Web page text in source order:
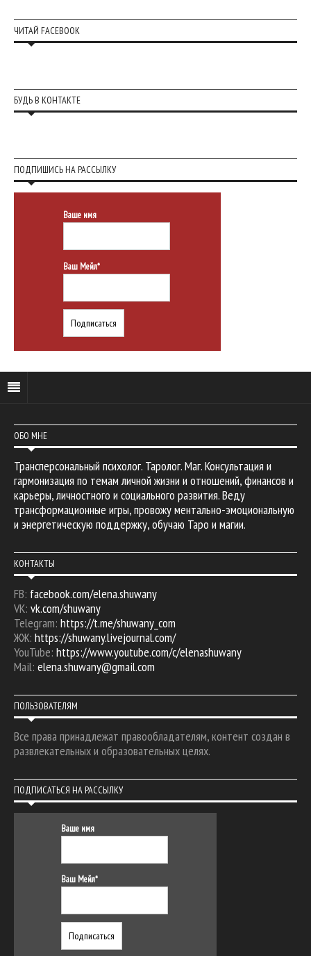
ЧИТАЙ FACEBOOK
БУДЬ В КОНТАКТЕ
ПОДПИШИСЬ НА РАССЫЛКУ
Ваше имя
Ваш Мейл*
ОБО МНЕ
Трансперсональный психолог. Таролог. Маг. Консультация и
гармонизация по темам личной жизни и отношений, финансов и
карьеры, личностного и социального развития. Веду
трансформационные игры, провожу ментально-эмоциональную
и энергетическую поддержку, обучаю Таро и магии.
КОНТАКТЫ
FB: facebook.com/elena.shuwany
VK: vk.com/shuwany
Telegram: https://t.me/shuwany_com
ЖЖ: https://shuwany.livejournal.com/
YouTube: https://www.youtube.com/c/elenashuwany
Mail: elena.shuwany@gmail.com
ПОЛЬЗОВАТЕЛЯМ
Все права принадлежат правообладателям, контент создан в
развлекательных и образовательных целях.
ПОДПИСАТЬСЯ НА РАССЫЛКУ
Ваше имя
Ваш Мейл*